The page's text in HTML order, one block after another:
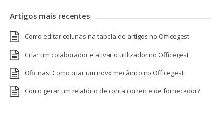
Artigos mais recentes
Como editar colunas na tabela de artigos no Officegest
Criar um colaborador e ativar o utilizador no Officegest
Oficinas: Como criar um novo mecânico no Officegest
Como gerar um relatório de conta corrente de fornecedor?